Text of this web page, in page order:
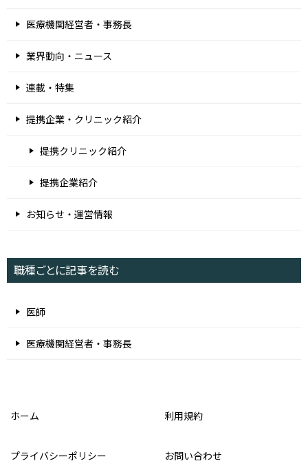
医療機関経営者・事務長
業界動向・ニュース
連載・特集
提携企業・クリニック紹介
提携クリニック紹介
提携企業紹介
お知らせ・運営情報
職種ごとに記事を読む
医師
医療機関経営者・事務長
ホーム 利用規約
プライバシーポリシー お問い合わせ